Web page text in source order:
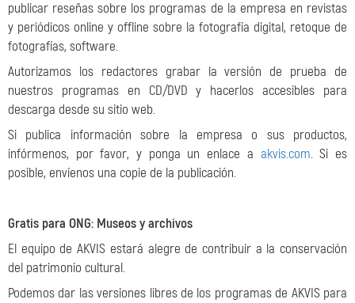
publicar reseñas sobre los programas de la empresa en revistas
y periódicos online y offline sobre la fotografía digital, retoque de
fotografías, software.
Autorizamos los redactores grabar la versión de prueba de
nuestros programas en CD/DVD y hacerlos accesibles para
descarga desde su sitio web.
Si publica información sobre la empresa o sus productos,
infórmenos, por favor, y ponga un enlace a akvis.com. Si es
posible, envíenos una copie de la publicación.
Gratis para ONG: Museos y archivos
El equipo de AKVIS estará alegre de contribuir a la conservación
del patrimonio cultural.
Podemos dar las versiones libres de los programas de AKVIS para